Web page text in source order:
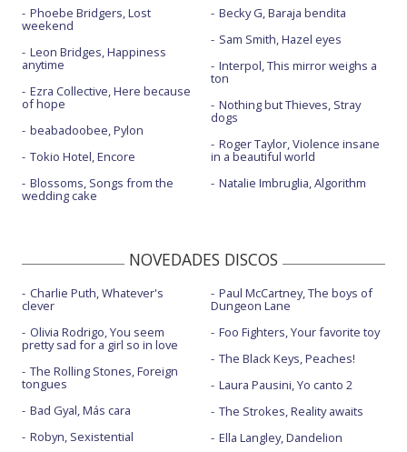
Las manos - con Leo Rizzi
Llorona - con Depedro
Mi danza
Mi huella - con María José Llergo
Nuevo mundo - con Juancho Marqués
Por la vereda
Salvaje - en Abierto hasta las 2
Salvaje - en Oh! My LOL con Juanma Latorre
Salvaje - Live Wizink Center Madrid. 30 Nov 2017
Toda la vida
Phoebe Bridgers, Lost
weekend
Leon Bridges, Happiness
anytime
Ezra Collective, Here because
of hope
beabadoobee, Pylon
Tokio Hotel, Encore
Blossoms, Songs from the
wedding cake
Becky G, Baraja bendita
Sam Smith, Hazel eyes
Interpol, This mirror weighs a
ton
Nothing but Thieves, Stray
dogs
Roger Taylor, Violence insane
in a beautiful world
Natalie Imbruglia, Algorithm
NOVEDADES DISCOS
Charlie Puth, Whatever's
clever
Olivia Rodrigo, You seem
pretty sad for a girl so in love
The Rolling Stones, Foreign
tongues
Bad Gyal, Más cara
Robyn, Sexistential
Paul McCartney, The boys of
Dungeon Lane
Foo Fighters, Your favorite toy
The Black Keys, Peaches!
Laura Pausini, Yo canto 2
The Strokes, Reality awaits
Ella Langley, Dandelion